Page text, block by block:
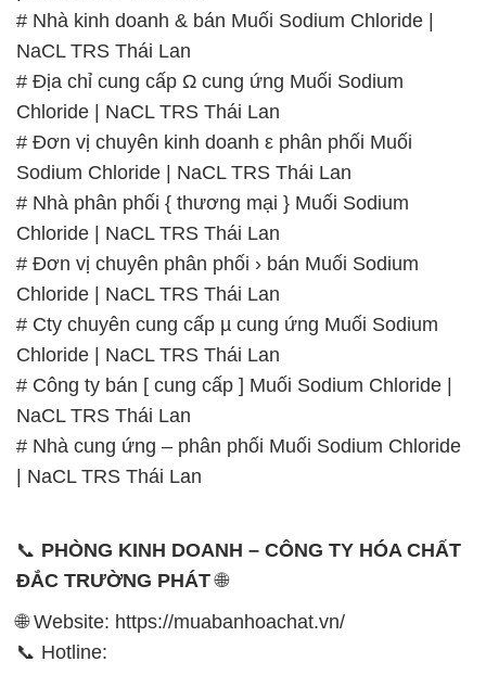
# Nhà kinh doanh & bán Muối Sodium Chloride |
NaCL TRS Thái Lan
# Địa chỉ cung cấp Ω cung ứng Muối Sodium
Chloride | NaCL TRS Thái Lan
# Đơn vị chuyên kinh doanh ε phân phối Muối
Sodium Chloride | NaCL TRS Thái Lan
# Nhà phân phối { thương mại } Muối Sodium
Chloride | NaCL TRS Thái Lan
# Đơn vị chuyên phân phối › bán Muối Sodium
Chloride | NaCL TRS Thái Lan
# Cty chuyên cung cấp µ cung ứng Muối Sodium
Chloride | NaCL TRS Thái Lan
# Công ty bán [ cung cấp ] Muối Sodium Chloride |
NaCL TRS Thái Lan
# Nhà cung ứng – phân phối Muối Sodium Chloride
| NaCL TRS Thái Lan
📞 PHÒNG KINH DOANH – CÔNG TY HÓA CHẤT
ĐẮC TRƯỜNG PHÁT🌐
🌐 Website: https://muabanhoachat.vn/
📞 Hotline: